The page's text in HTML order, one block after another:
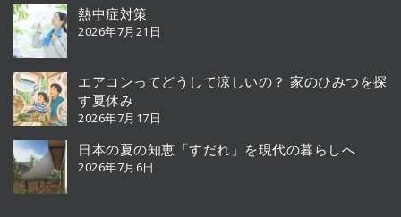
熱中症対策
2026年7月21日
エアコンってどうして涼しいの？ 家のひみつを探
す夏休み
2026年7月17日
日本の夏の知恵「すだれ」を現代の暮らしへ
2026年7月6日